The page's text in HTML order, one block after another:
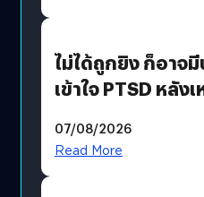
ไม่ได้ถูกยิง ก็อาจ
เข้าใจ PTSD หลัง
07/08/2026
Read More